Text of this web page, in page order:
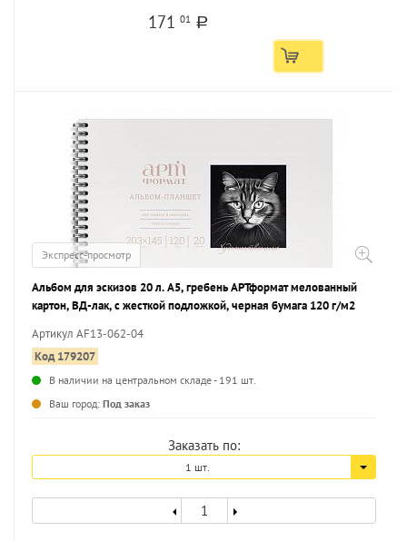
17101 a
Экспресс-просмотр
Альбом для эскизов 20 л. А5, гребень АРТформат мелованный
картон, ВД-лак, с жесткой подложкой, черная бумага 120 г/м2
Артикул AF13-062-04
Код 179207
В наличии на центральном складе - 191 шт.
Ваш город: Под заказ
Заказать по:
1 шт.